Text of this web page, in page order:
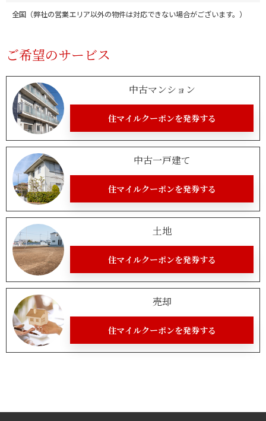
全国（弊社の営業エリア以外の物件は対応できない場合がございます。）
ご希望のサービス
中古マンション
住マイルクーポンを発券する
中古一戸建て
住マイルクーポンを発券する
土地
住マイルクーポンを発券する
売却
住マイルクーポンを発券する